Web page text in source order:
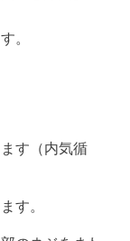
。
す（内気循
す。